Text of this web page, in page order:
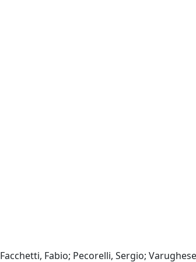
Fabio; Pecorelli, Sergio;